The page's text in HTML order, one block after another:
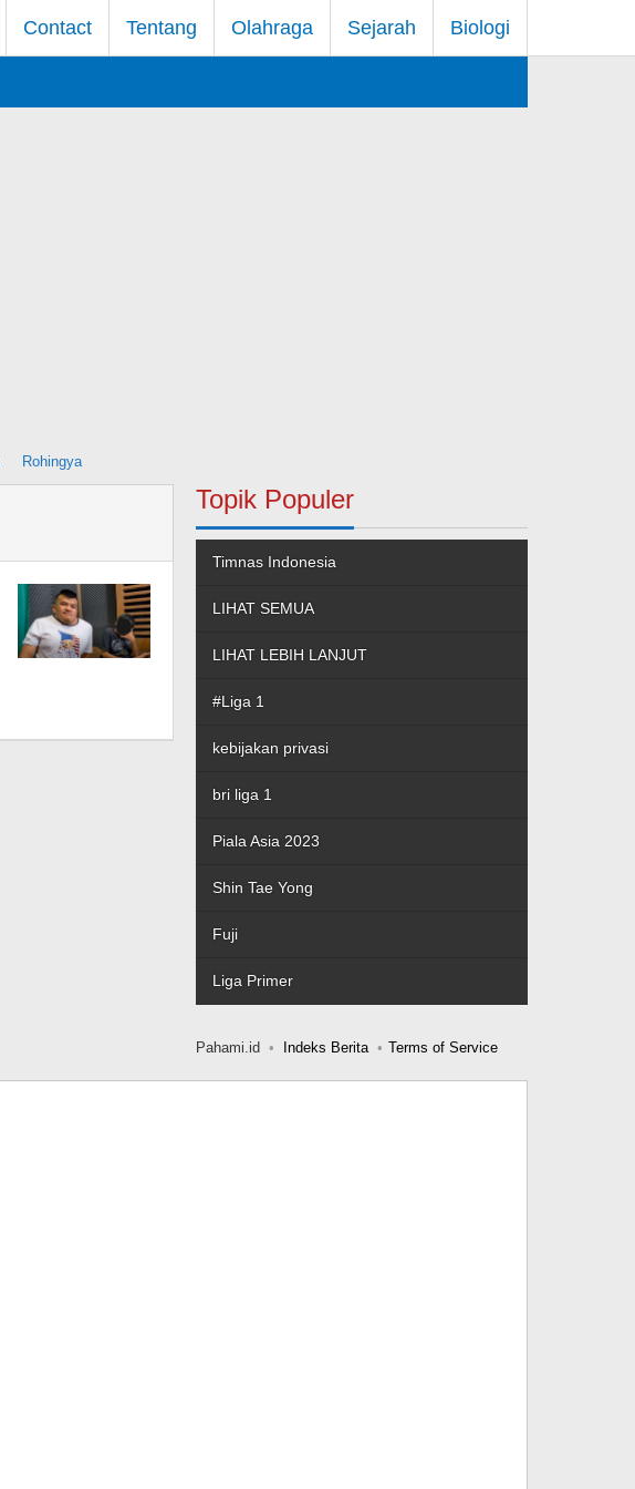
Contact Tentang Olahraga Sejarah Biologi
Rohingya
Topik Populer
Timnas Indonesia
LIHAT SEMUA
LIHAT LEBIH LANJUT
#Liga 1
kebijakan privasi
bri liga 1
Piala Asia 2023
Shin Tae Yong
Fuji
Liga Primer
Pahami.id Indeks Berita Terms of Service